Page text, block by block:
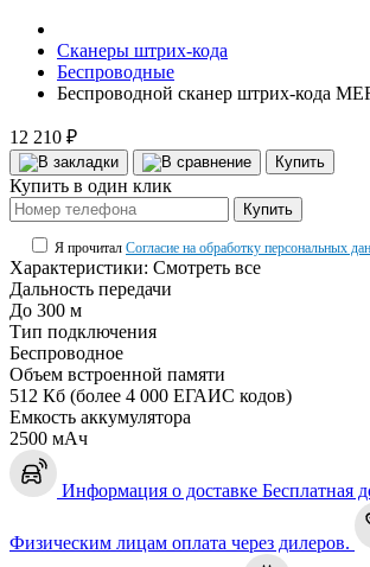
Сканеры штрих-кода
Беспроводные
Беспроводной сканер штрих-кода
12 210 ₽
Купить
Купить в один клик
Купить
Я прочитал Согласие на обработку персональных
Характеристики: Смотреть все
Дальность передачи
До 300 м
Тип подключения
Беспроводное
Объем встроенной памяти
512 Кб (более 4 000 ЕГАИС кодов)
Емкость аккумулятора
2500 мАч
Информация о доставке Бесплатная
Физическим лицам оплата через дилеров.